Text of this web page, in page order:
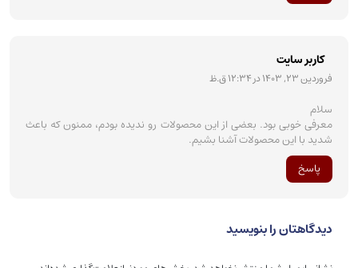
کاربر سایت
فروردین 23, 1403 در 12:34 ق.ظ
سلام
معرفی خوبی بود. بعضی از این محصولات رو ندیده بودم، ممنون که باعث
شدید با این محصولات آشنا بشیم.
پاسخ
دیدگاهتان را بنویسید